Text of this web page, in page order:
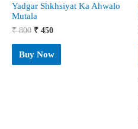
Yadgar Shkhsiyat Ka Ahwalo
Mutala
₹800 Original
was:
₹ 800.
₹ 450Current
₹ 450.
Buy Now